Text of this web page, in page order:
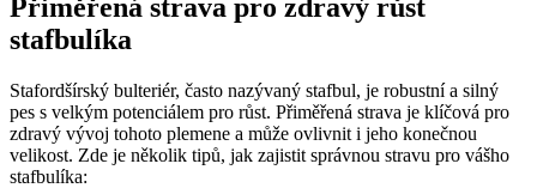
Přiměřená strava pro zdravý růst
stafbulíka
Stafordšírský bulteriér, často nazývaný stafbul, je robustní a silný
pes s velkým potenciálem pro růst. Přiměřená strava je klíčová pro
zdravý vývoj tohoto plemene a může ovlivnit i jeho konečnou
velikost. Zde je několik tipů, jak zajistit správnou stravu pro vášho
stafbulíka: